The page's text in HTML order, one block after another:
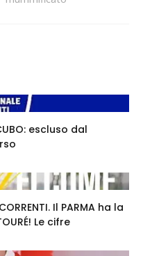
escluso dal
Il PARMA ha la
Le cifre